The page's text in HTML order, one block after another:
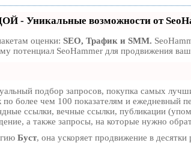
- Уникальные возможности от
оценки: SEO, Трафик и SMM.
потенциал SeoHammer для продвижения
подбор запросов, покупка самых
более чем 100 показателям и ежедневный
ссылки, вечные ссылки, публикации
а также запросы, на которые нужно
Буст, она ускоряет продвижение в